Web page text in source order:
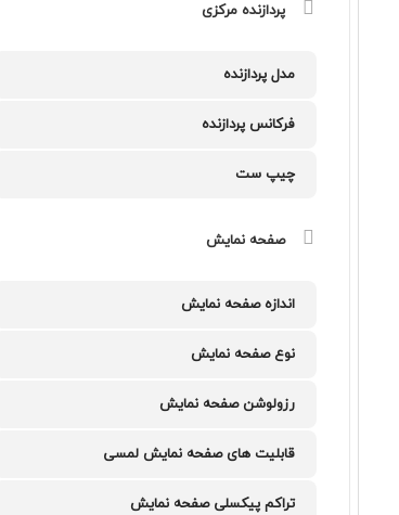
پردازنده مرکزی
مدل پردازنده
فرکانس پردازنده
چیپ ست
صفحه نمایش
اندازه صفحه نمایش
نوع صفحه نمایش
رزولوشن صفحه نمایش
قابلیت های صفحه نمایش لمسی
تراکم پیکسلی صفحه نمایش